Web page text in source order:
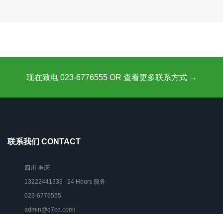
现在致电 023-6776555 OR 查看更多联系方式 →
联系我们 CONTACT
四川 重庆
13222441333 24 Hours 服务
023-6776555
admin@d7ce.com/